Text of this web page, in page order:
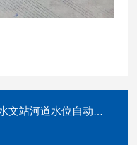
道水位自动监测预警系统